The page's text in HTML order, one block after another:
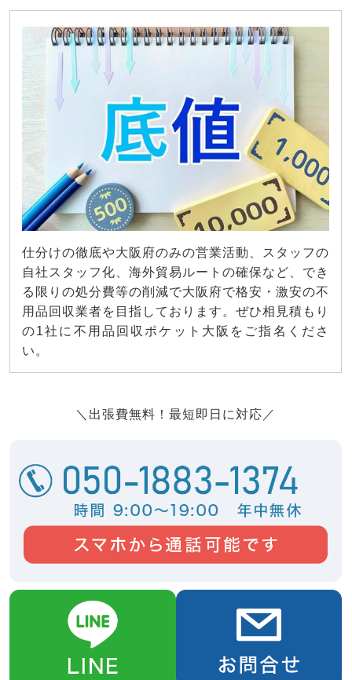
仕分けの徹底や大阪府のみの営業活動、スタッフの
自社スタッフ化、海外貿易ルートの確保など、でき
る限りの処分費等の削減で大阪府で格安・激安の不
用品回収業者を目指しております。ぜひ相見積もり
の1社に不用品回収ポケット大阪をご指名くださ
い。
＼出張費無料！最短即日に対応／